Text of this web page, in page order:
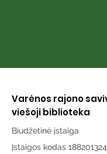
Varėnos rajono
viešoji biblioteka
Biudžetinė įstaiga
Įstaigos kodas 188201324